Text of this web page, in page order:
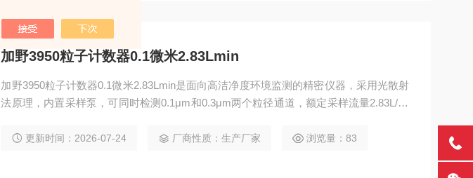
加野3950粒子计数器0.1微米2.83Lmin
加野3950粒子计数器0.1微米2.83Lmin是面向高洁净度环境监测的精密仪器，采用光散射
法原理，内置采样泵，可同时检测0.1μm和0.3μm两个粒径通道，额定采样流量2.83L/mi
00条CSV格式数据记录，适用于半导体制造设备嵌入、洁净室分级管理及高清洁度区域
更新时间：2026-07-24 厂商性质：生产厂家 浏览量：83